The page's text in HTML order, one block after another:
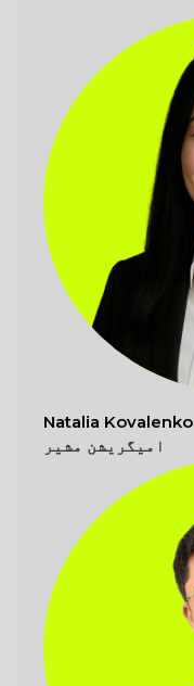
Natalia Kovalenko
امیگریشن مشیر